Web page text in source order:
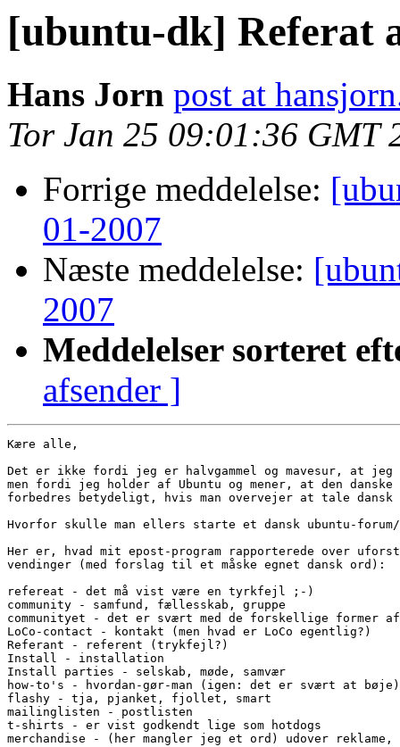
[ubuntu-dk] Referat
Hans Jorn post at
Tor Jan 25 09:01:36 GMT
Forrige meddelelse:
01-2007
Næste meddelelse:
2007
Meddelelser sorteret
afsender ]
Kære alle,
Det er ikke fordi jeg er halvgammel og mavesur, at
men fordi jeg holder af Ubuntu og mener, at den danske
forbedres betydeligt, hvis man overvejer at tale
Hvorfor skulle man ellers starte et dansk ubuntu-
Her er, hvad mit epost-program rapporterede over
vendinger (med forslag til et måske egnet dansk ord):
refereat - det må vist være en tyrkfejl ;-)
community - samfund, fællesskab, gruppe
communityet - det er svært med de forskellige former
LoCo-contact - kontakt (men hvad er LoCo egentlig?)
Referant - referent (trykfejl?)
Install - installation
Install parties - selskab, møde, samvær
how-to's - hvordan-gør-man (igen: det er svært at bøje)
flashy - tja, pjanket, fjollet, smart
mailinglisten - postlisten
t-shirts - er vist godkendt lige som hotdogs
merchandise - (her mangler jeg et ord) udover reklame,